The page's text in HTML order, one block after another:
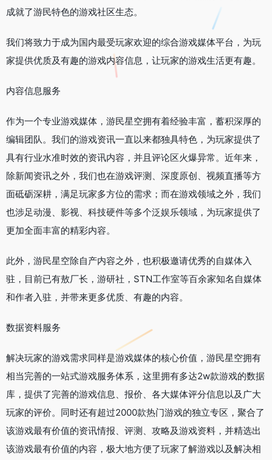
成就了游民特色的游戏社区生态。
我们将致力于成为国内最受玩家欢迎的综合游戏媒体平台，为玩
家提供优质及有趣的游戏内容信息，让玩家的游戏生活更有趣。
内容信息服务
作为一个专业游戏媒体，游民星空拥有着经验丰富，蓄积深厚的
编辑团队。我们的游戏资讯一直以来都独具特色，为玩家提供了
具有行业水准时效的资讯内容，并且评论区火爆异常。近年来，
除新闻资讯之外，我们也在游戏评测、深度原创、视频直播等方
面砥砺深耕，满足玩家多方位的需求；而在游戏领域之外，我们
也涉足动漫、影视、科技硬件等多个泛娱乐领域，为玩家提供了
更加全面丰富的精彩内容。
此外，游民星空除自产内容之外，也积极邀请优秀的自媒体入
驻，目前已有敖厂长，游研社，STN工作室等百余家知名自媒体
和作者入驻，并带来更多优质、有趣的内容。
数据资料服务
解决玩家的游戏需求同样是游戏媒体的核心价值，游民星空拥有
相当完善的一站式游戏服务体系，这里拥有多达2w款游戏的数据
库，提供了完善的游戏信息、报价、各大媒体评分信息以及广大
玩家的评价。同时还有超过2000款热门游戏的独立专区，聚合了
该游戏最有价值的资讯情报、评测、攻略及游戏资料，并精选出
该游戏最有价值的内容，极大地方便了玩家了解游戏以及解决相